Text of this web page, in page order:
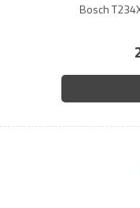
Bosch